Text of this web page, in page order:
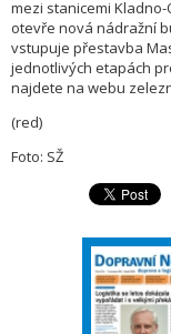
mezi stanicemi
otevře nová nádražní
vstupuje přestavba
jednotlivých etapách
najdete na webu
(red)
Foto: SŽ